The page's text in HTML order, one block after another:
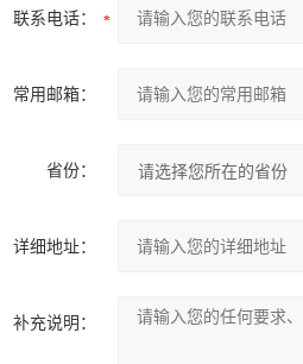
联系电话：
常用邮箱：
省份：
详细地址：
补充说明：